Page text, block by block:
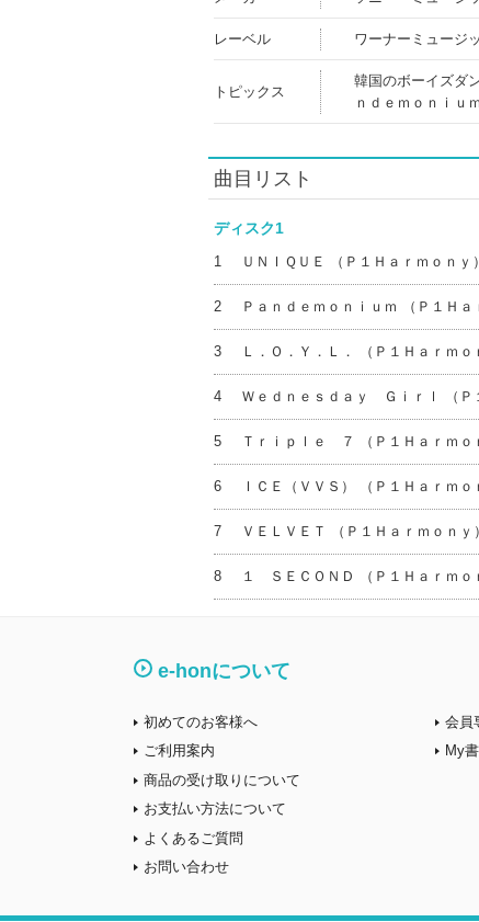
レーベル ワーナーミュージ
トピックス
韓国のボーイズダ
ｎｄｅｍｏｎｉｕ
曲目リスト
ディスク1
1 ＵＮＩＱＵＥ （Ｐ１Ｈａｒｍｏｎｙ）
2 Ｐａｎｄｅｍｏｎｉｕｍ （Ｐ１Ｈａ
3 Ｌ．Ｏ．Ｙ．Ｌ． （Ｐ１Ｈａｒｍｏ
4 Ｗｅｄｎｅｓｄａｙ Ｇｉｒｌ （Ｐ
5 Ｔｒｉｐｌｅ ７ （Ｐ１Ｈａｒｍｏ
6 ＩＣＥ（ＶＶＳ） （Ｐ１Ｈａｒｍｏ
7 ＶＥＬＶＥＴ （Ｐ１Ｈａｒｍｏｎｙ）
8 １ ＳＥＣＯＮＤ （Ｐ１Ｈａｒｍｏ
e-honについて
初めてのお客様へ
ご利用案内
商品の受け取りについて
お支払い方法について
よくあるご質問
お問い合わせ
会員
My